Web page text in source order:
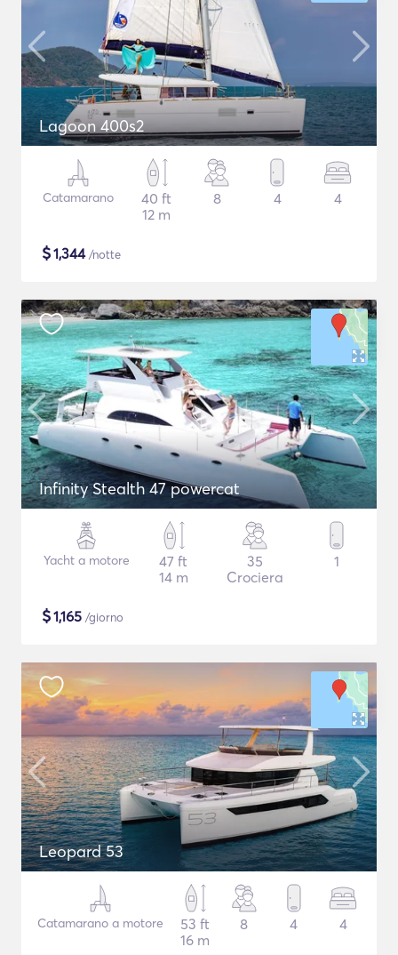
Lagoon 400s2
Catamarano
40 ft
12 m
8 4 4
$1,344/notte
Infinity Stealth 47 powercat
Yacht a motore
47 ft
14 m
35
Crociera
1
$1,165 /giorno
Leopard 53
Catamarano a motore
53 ft
16 m
8 4 4